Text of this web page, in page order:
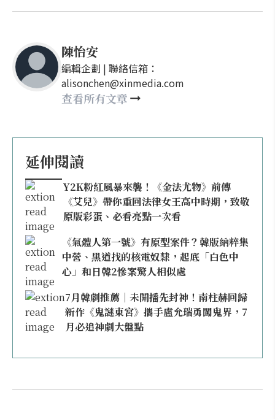
陳怡安
編輯企劃 | 聯絡信箱：
alisonchen@xinmedia.com
查看所有文章
延伸閱讀
Y2K粉紅風暴來襲！《金法尤物》前傳
《艾兒》帶你重回法律女王高中時期，致敬
原版彩蛋、必看亮點一次看
《氣體人第一號》有原型案件？韓版納粹集
中營、黑道找的核電奴隸，起底「白色中
心」和日韓2慘案驚人相似處
7月韓劇推薦｜未開播先封神！南柱赫回歸
新作《鬼謎東宮》攜手盧允瑞勇闖鬼界，7
月必追神劇大盤點